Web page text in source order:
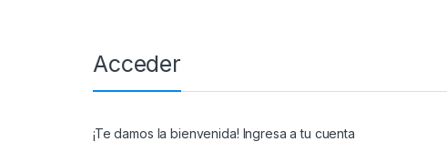
Acceder
¡Te damos la bienvenida! Ingresa a tu cuenta